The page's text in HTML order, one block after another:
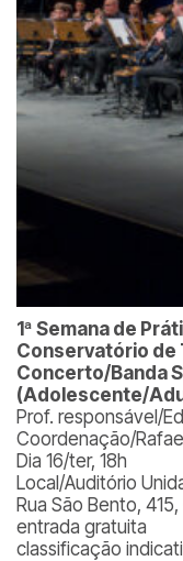
1ª Semana de
Conservatório de
Concerto/Banda
(Adolescente/
Prof. responsável/
Coordenação/
Dia 16/ter, 18h
Local/Auditório
Rua São Bento,
entrada gratuita
classificação